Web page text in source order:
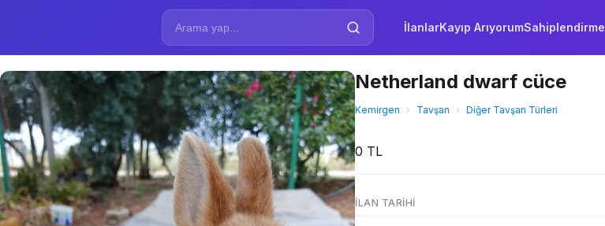
İlanlarKayıp ArıyorumSahiplendirme
Netherland dwarf cüce
Kemirgen › Tavşan › Diğer Tavşan Türleri
0 TL
İLAN TARIHI